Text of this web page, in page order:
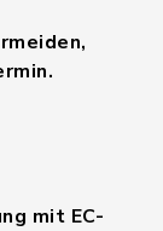
mit EC-